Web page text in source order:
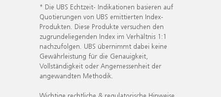
* Die UBS Echtzeit- Indikationen basieren auf
Quotierungen von UBS emittierten Index-
Produkten. Diese Produkte versuchen den
zugrundeliegenden Index im Verhältnis 1:1
nachzufolgen. UBS übernimmt dabei keine
Gewährleistung für die Genauigkeit,
Vollständigkeit oder Angemessenheit der
angewandten Methodik.